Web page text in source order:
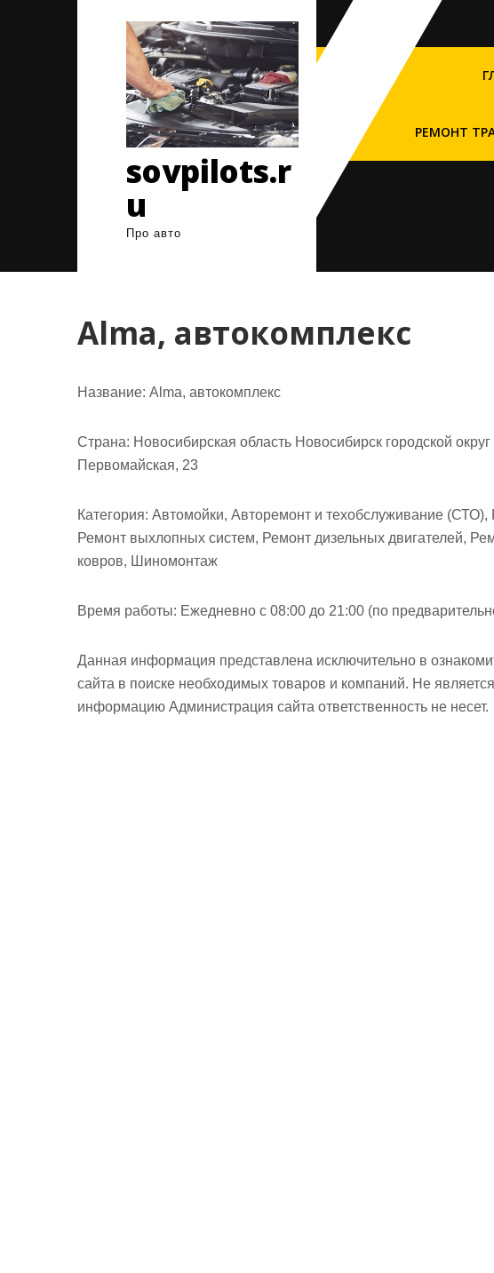
sovpilots.r
u
Про авто
РЕМОНТ
Alma, автокомплекс
Название: Alma, автокомплекс
Страна: Новосибирская область Новосибирск городской
Первомайская, 23
Категория: Автомойки, Авторемонт и техобслуживание (СТО),
Ремонт выхлопных систем, Ремонт дизельных двигателей,
ковров, Шиномонтаж
Время работы: Ежедневно с 08:00 до 21:00 (по
Данная информация представлена исключительно в
сайта в поиске необходимых товаров и компаний. Не
информацию Администрация сайта ответственность не несет.